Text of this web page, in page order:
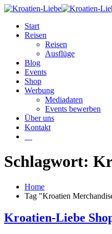
Start
Reisen
Reisen
Ausflüge
Blog
Events
Shop
Werbung
Mediadaten
Events bewerben
Über uns
Kontakt
Schlagwort:
Home
Tag "Kroatien
Kroatien-Liebe